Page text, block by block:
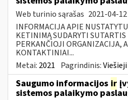
Web turinio sąrašas 2021-04-12
INFORMACIJA APIE
KETINIMĄ SUDARYTI
PERKANČIOJI ORGANIZACIJA,
KONTAKTINIAI...
Metai: 2021 Pagrindinis:
Saugumo informacijos ir
sistemos palaikymo